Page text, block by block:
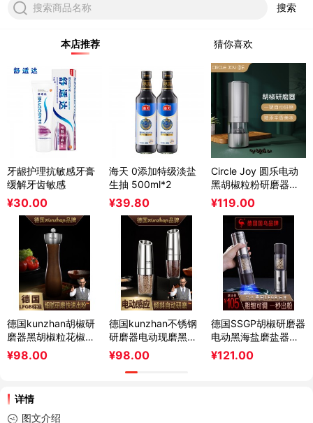
搜索商品名称 搜索
本店推荐 猜你喜欢
牙龈护理抗敏感牙膏
缓解牙齿敏感
¥30.00
海天 0添加特级淡盐
生抽 500ml*2
¥39.80
Circle Joy 圆乐电动
黑胡椒粒粉研磨器不
锈钢家用海盐芝麻磨
碾粉
¥119.00
德国kunzhan胡椒研
磨器黑胡椒粒花椒手
动玫瑰海盐研磨瓶厨
房家用
¥98.00
德国kunzhan不锈钢
研磨器电动现磨黑胡
椒粒海盐瓶花椒粉家
用厨房
¥98.00
德国SSGP胡椒研磨器
电动黑海盐磨盐器磨
胡椒粉粒神器花椒研
磨瓶
¥121.00
详情
图文介绍